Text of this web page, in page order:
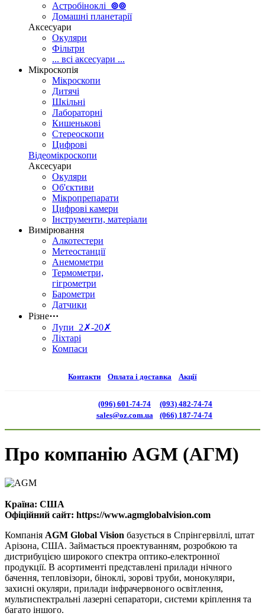
Астробіноклі ⊚⊚
Домашні планетарії
Аксесуари
Окуляри
Фільтри
... всі аксесуари ...
Мікроскопія
Мікроскопи
Дитячі
Шкільні
Лабораторні
Кишенькові
Стереоскопи
Цифрові
Відеомікроскопи
Аксесуари
Окуляри
Об'єктиви
Мікропрепарати
Цифрові камери
Інструменти, матеріали
Вимірювання
Алкотестери
Метеостанції
Анемометри
Термометри,
гігрометри
Барометри
Датчики
Різне⋯
Лупи 2✗-20✗
Ліхтарі
Компаси
Контакти Оплата і доставка Акції
(096) 601-74-74
sales@oz.com.ua
(093) 482-74-74
(066) 187-74-74
Про компанію AGM (АГМ)
Країна: США
Офіційний сайт: https://www.agmglobalvision.com
Компанія AGM Global Vision базується в Спрінгервіллі, штат
Арізона, США. Займається проектуванням, розробкою та
дистрибуцією широкого спектра оптико-електронної
продукції. В асортименті представлені прилади нічного
бачення, тепловізори, біноклі, зорові труби, монокуляри,
захисні окуляри, прилади інфрачервоного освітлення,
мультиспектральні лазерні сепаратори, системи кріплення та
багато іншого.